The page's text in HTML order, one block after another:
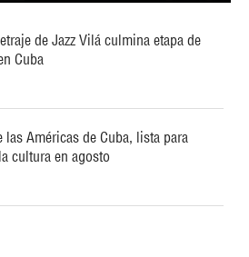
de Jazz Vilá culmina etapa de
Cuba
las Américas de Cuba, lista para
cultura en agosto